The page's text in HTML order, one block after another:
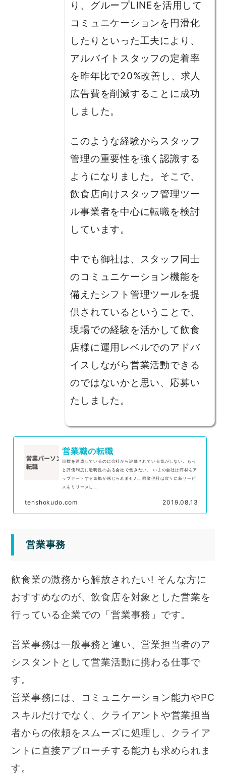
り、グループLINEを活用して
コミュニケーションを円滑化
したりといった工夫により、
アルバイトスタッフの定着率
を昨年比で20%改善し、求人
広告費を削減することに成功
しました。
このような経験からスタッフ
管理の重要性を強く認識する
ようになりました。そこで、
飲食店向けスタッフ管理ツー
ル事業者を中心に転職を検討
しています。
中でも御社は、スタッフ同士
のコミュニケーション機能を
備えたシフト管理ツールを提
供されているということで、
現場での経験を活かして飲食
店様に運用レベルでのアドバ
イスしながら営業活動できる
のではないかと思い、応募い
たしました。
営業職の転職
目標を達成しているのに会社から評価されている気がしない。もっ
と評価制度に透明性のある会社で働きたい。 いまの会社は商材をア
ップデートする気概が感じられません。同業他社は次々に新サービ
スをリリースし...
tenshokudo.com 2019.08.13
営業事務
飲食業の激務から解放されたい! そんな方に
おすすめなのが、飲食店を対象とした営業を
行っている企業での「営業事務」です。
営業事務は一般事務と違い、営業担当者のア
シスタントとして営業活動に携わる仕事で
す。
営業事務には、コミュニケーション能力やPC
スキルだけでなく、クライアントや営業担当
者からの依頼をスムーズに処理し、クライア
ントに直接アプローチする能力も求められま
す。